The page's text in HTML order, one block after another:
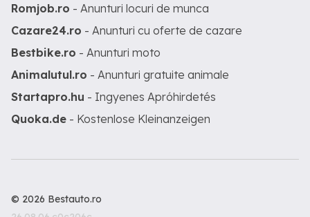
Romjob.ro - Anunturi locuri de munca
Cazare24.ro - Anunturi cu oferte de cazare
Bestbike.ro - Anunturi moto
Animalutul.ro - Anunturi gratuite animale
Startapro.hu - Ingyenes Apróhirdetés
Quoka.de - Kostenlose Kleinanzeigen
© 2026 Bestauto.ro